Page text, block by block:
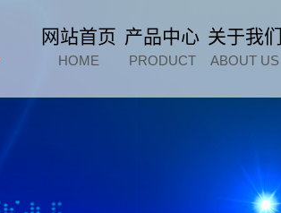
网站首页
HOME
产品中心
PRODUCT
关于我们
ABOUT US